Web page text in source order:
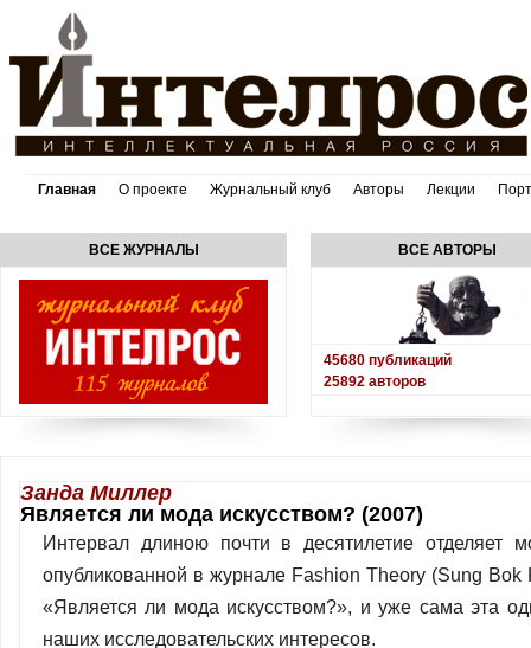
Главная О проекте Журнальный клуб Авторы Лекции
ВСЕ ЖУРНАЛЫ ВСЕ АВТОРЫ
45680 публикаций
25892 авторов
Занда Миллер
Является ли мода искусством? (2007)
Интервал длиною почти в десятилетие
опубликованной в журнале Fashion Theory (Sung
«Является ли мода искусством?», и уже сама эта
наших иссле­довательских интересов.